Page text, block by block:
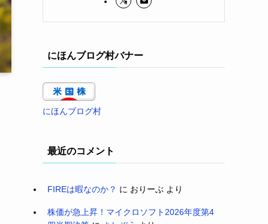
にほんブログ村バナー
にほんブログ村
最近のコメント
FIREは暇なのか？ に おりーぶ より
株価が急上昇！マイクロソフト2026年度第4